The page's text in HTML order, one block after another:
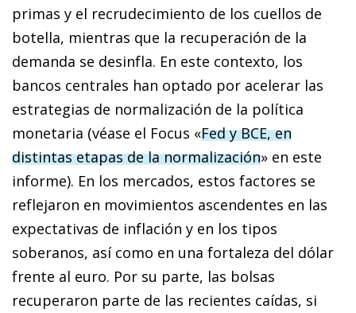
primas y el recrudecimiento de los cuellos de
botella, mientras que la recuperación de la
demanda se desinfla. En este contexto, los
bancos centrales han optado por acelerar las
estrategias de normalización de la política
monetaria (véase el Focus «Fed y BCE, en
distintas etapas de la normalización» en este
informe). En los mercados, estos factores se
reflejaron en movimientos ascendentes en las
expectativas de inflación y en los tipos
soberanos, así como en una fortaleza del dólar
frente al euro. Por su parte, las bolsas
recuperaron parte de las recientes caídas, si